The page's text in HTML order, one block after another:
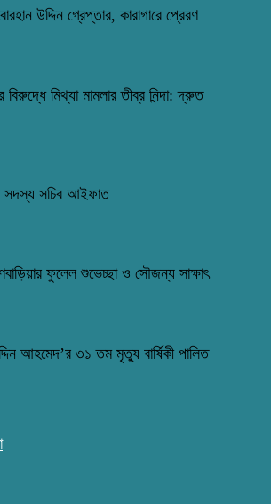
উদ্দিন গ্রেপ্তার, কারাগারে প্রেরণ
বিরুদ্ধে মিথ্যা মামলার তীব্র নিন্দা: দ্রুত
সদস্য সচিব আইফাত
ফুলেল শুভেচ্ছা ও সৌজন্য সাক্ষাৎ
আহমেদ’র ৩১ তম মৃত্যু বার্ষিকী পালিত